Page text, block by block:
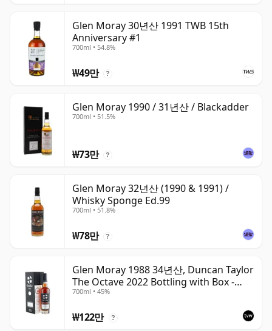
Glen Moray 30년산 1991 TWB 15th
Anniversary #1
700ml • 54.8%
₩49만 ?
Glen Moray 1990 / 31년산 / Blackadder
700ml • 51.5%
₩73만 ?
Glen Moray 32년산 (1990 & 1991) /
Whisky Sponge Ed.99
700ml • 51.8%
₩78만 ?
Glen Moray 1988 34년산, Duncan Taylor
The Octave 2022 Bottling with Box -
Cask 7037449
700ml • 45%
₩122만 ?